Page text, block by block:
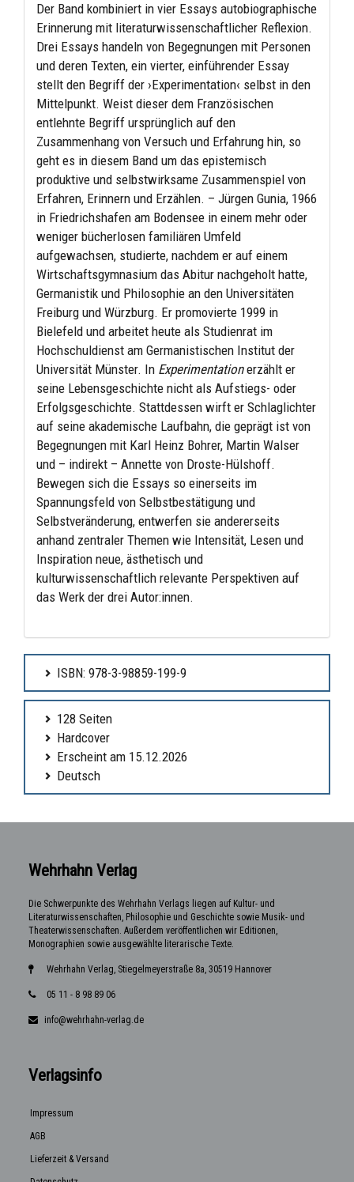
Der Band kombiniert in vier Essays autobiographische
Erinnerung mit literaturwissenschaftlicher Reflexion.
Drei Essays handeln von Begegnungen mit Personen
und deren Texten, ein vierter, einführender Essay
stellt den Begriff der ›Experimentation‹ selbst in den
Mittelpunkt. Weist dieser dem Französischen
entlehnte Begriff ursprünglich auf den
Zusammenhang von Versuch und Erfahrung hin, so
geht es in diesem Band um das epistemisch
produktive und selbstwirksame Zusammenspiel von
Erfahren, Erinnern und Erzählen. – Jürgen Gunia, 1966
in Friedrichshafen am Bodensee in einem mehr oder
weniger bücherlosen familiären Umfeld
aufgewachsen, studierte, nachdem er auf einem
Wirtschaftsgymnasium das Abitur nachgeholt hatte,
Germanistik und Philosophie an den Universitäten
Freiburg und Würzburg. Er promovierte 1999 in
Bielefeld und arbeitet heute als Studienrat im
Hochschuldienst am Germanistischen Institut der
Universität Münster. In Experimentationerzählt er
seine Lebensgeschichte nicht als Aufstiegs- oder
Erfolgsgeschichte. Stattdessen wirft er Schlaglichter
auf seine akademische Laufbahn, die geprägt ist von
Begegnungen mit Karl Heinz Bohrer, Martin Walser
und – indirekt – Annette von Droste-Hülshoff.
Bewegen sich die Essays so einerseits im
Spannungsfeld von Selbstbestätigung und
Selbstveränderung, entwerfen sie andererseits
anhand zentraler Themen wie Intensität, Lesen und
Inspiration neue, ästhetisch und
kulturwissenschaftlich relevante Perspektiven auf
das Werk der drei Autor:innen.
ISBN: 978-3-98859-199-9
128 Seiten
Hardcover
Erscheint am 15.12.2026
Deutsch
Wehrhahn Verlag
Die Schwerpunkte des Wehrhahn Verlags liegen auf Kultur- und
Literaturwissenschaften, Philosophie und Geschichte sowie Musik- und
Theaterwissenschaften. Außerdem veröffentlichen wir Editionen,
Monographien sowie ausgewählte literarische Texte.
Wehrhahn Verlag, Stiegelmeyerstraße 8a, 30519 Hannover
05 11 - 8 98 89 06
info@wehrhahn-verlag.de
Verlagsinfo
Impressum
AGB
Lieferzeit & Versand